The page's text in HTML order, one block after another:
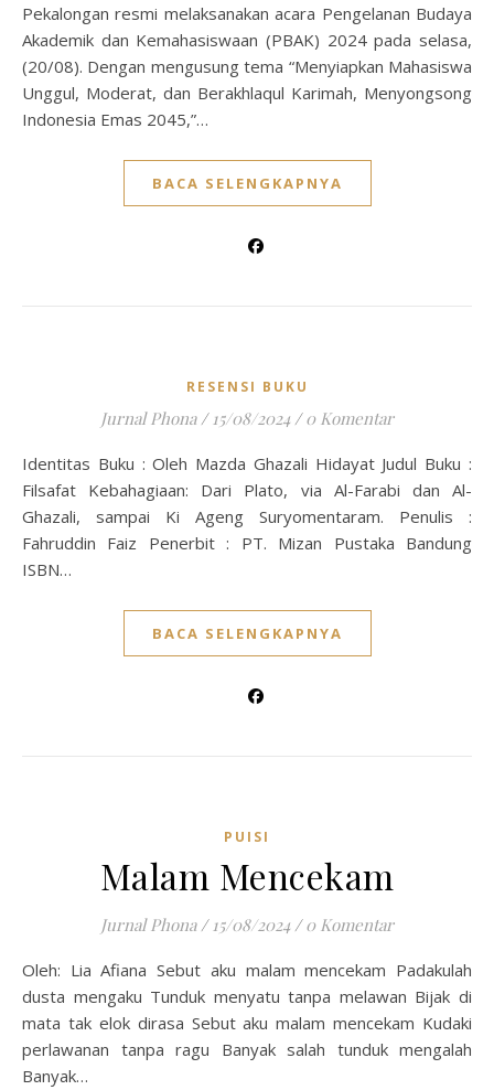
Pekalongan resmi melaksanakan acara Pengelanan Budaya
Akademik dan Kemahasiswaan (PBAK) 2024 pada selasa,
(20/08). Dengan mengusung tema “Menyiapkan Mahasiswa
Unggul, Moderat, dan Berakhlaqul Karimah, Menyongsong
Indonesia Emas 2045,”…
BACA SELENGKAPNYA
RESENSI BUKU
Jurnal Phona / 15/08/2024 / 0 Komentar
Identitas Buku : Oleh Mazda Ghazali Hidayat Judul Buku :
Filsafat Kebahagiaan: Dari Plato, via Al-Farabi dan Al-
Ghazali, sampai Ki Ageng Suryomentaram. Penulis :
Fahruddin Faiz Penerbit : PT. Mizan Pustaka Bandung
ISBN…
BACA SELENGKAPNYA
PUISI
Malam Mencekam
Jurnal Phona / 15/08/2024 / 0 Komentar
Oleh: Lia Afiana Sebut aku malam mencekam Padakulah
dusta mengaku Tunduk menyatu tanpa melawan Bijak di
mata tak elok dirasa Sebut aku malam mencekam Kudaki
perlawanan tanpa ragu Banyak salah tunduk mengalah
Banyak…